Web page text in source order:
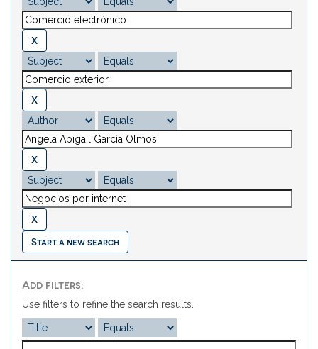
Start a new search
Add filters:
Use filters to refine the search results.